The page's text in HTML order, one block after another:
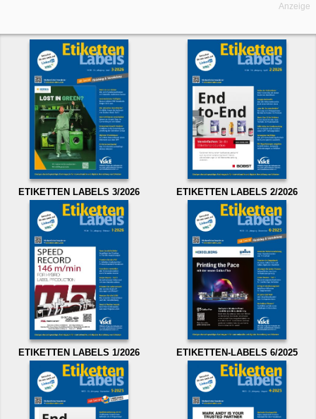
Anzeige
ETIKETTEN LABELS 3/2026 ETIKETTEN LABELS 2/2026
ETIKETTEN LABELS 1/2026 ETIKETTEN-LABELS 6/2025